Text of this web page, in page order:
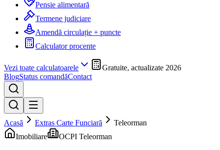
Pensie alimentară
Termene judiciare
Amendă circulație + puncte
Calculator procente
Vezi toate calculatoarele
Gratuite, actualizate 2026
BlogStatus comandăContact
Acasă Extras Carte Funciară
Teleorman
Imobiliare
OCPI Teleorman